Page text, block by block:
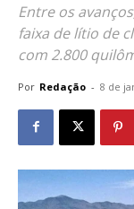
Entre os
faixa de lítio de
com 2.800
Por Redação - 8 de